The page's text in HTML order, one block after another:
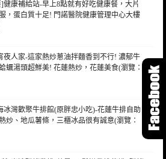
健康補給站-早上8點就有好吃健康餐，大片
，蛋白質十足! 門諾醫院健康管理中心大樓
夜人家-這家熱炒蔥油拌麵香到不行! 濃郁牛
蠣湯頭超鮮美! 花蓮熱炒，花蓮美食(瀏覽：
冰灣歡聚牛排館(原胖忠小吃)-花蓮牛排自助
炒、地瓜薯條，三櫃冰品很有誠意(瀏覽：